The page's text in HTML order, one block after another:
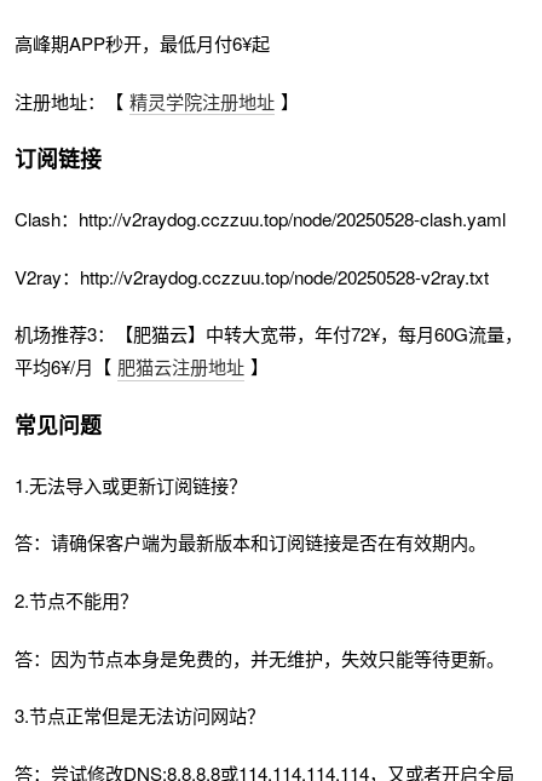
高峰期APP秒开，最低月付6¥起
注册地址：【 精灵学院注册地址 】
订阅链接
Clash：http://v2raydog.cczzuu.top/node/20250528-clash.yaml
V2ray：http://v2raydog.cczzuu.top/node/20250528-v2ray.txt
机场推荐3：【肥猫云】中转大宽带，年付72¥，每月60G流量，
平均6¥/月【 肥猫云注册地址 】
常见问题
1.无法导入或更新订阅链接？
答：请确保客户端为最新版本和订阅链接是否在有效期内。
2.节点不能用？
答：因为节点本身是免费的，并无维护，失效只能等待更新。
3.节点正常但是无法访问网站？
答：尝试修改DNS:8.8.8.8或114.114.114.114，又或者开启全局